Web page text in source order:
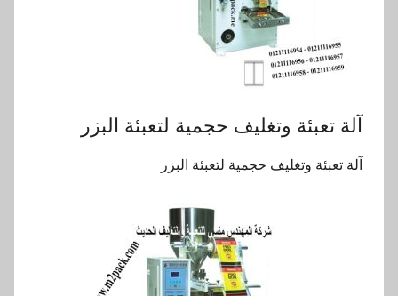
آلة تعبئة وتغليف حجمية لتعبئة البزر
آلة تعبئة وتغليف حجمية لتعبئة البزر